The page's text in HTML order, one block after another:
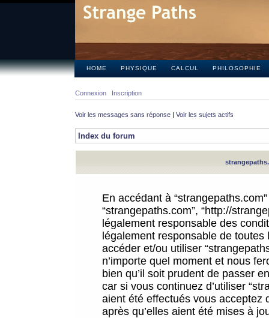
HOME PHYSIQUE CALCUL PHILOSOPHIE
Connexion Inscription
Voir les messages sans réponse | Voir les sujets actifs
Index du forum
En accédant à
“strangepaths.com”, “http://
légalement responsable des
légalement responsable de
accéder et/ou utiliser
n’importe quel moment et nous
bien qu’il soit prudent de passer
car si vous continuez d’utiliser
aient été effectués vous acceptez
après qu’elles aient été mises à